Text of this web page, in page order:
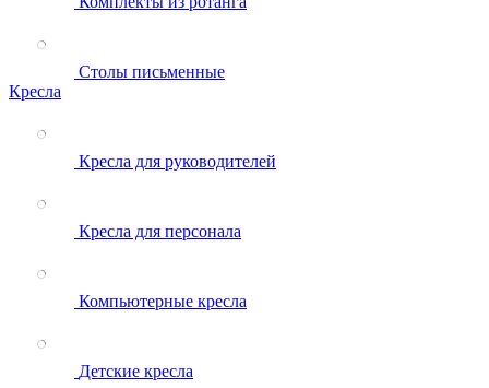
Столы письменные
Кресла
Кресла для руководителей
Кресла для персонала
Компьютерные кресла
Детские кресла